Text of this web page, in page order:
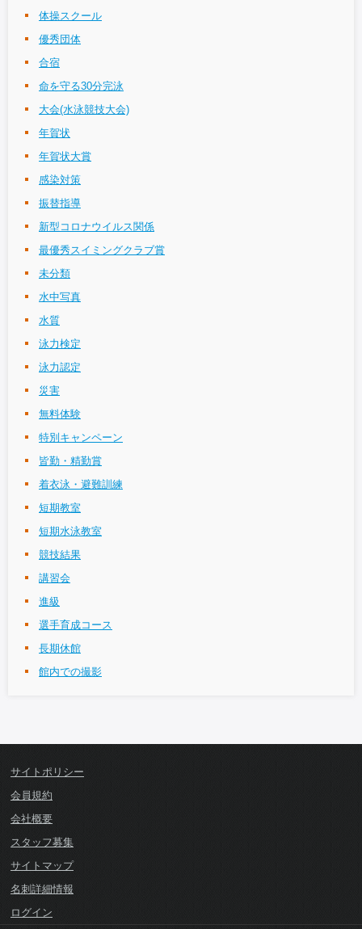
体操スクール
優秀団体
合宿
命を守る30分完泳
大会(水泳競技大会)
年賀状
年賀状大賞
感染対策
振替指導
新型コロナウイルス関係
最優秀スイミングクラブ賞
未分類
水中写真
水質
泳力検定
泳力認定
災害
無料体験
特別キャンペーン
皆勤・精勤賞
着衣泳・避難訓練
短期教室
短期水泳教室
競技結果
講習会
進級
選手育成コース
長期休館
館内での撮影
サイトポリシー
会員規約
会社概要
スタッフ募集
サイトマップ
名刺詳細情報
ログイン